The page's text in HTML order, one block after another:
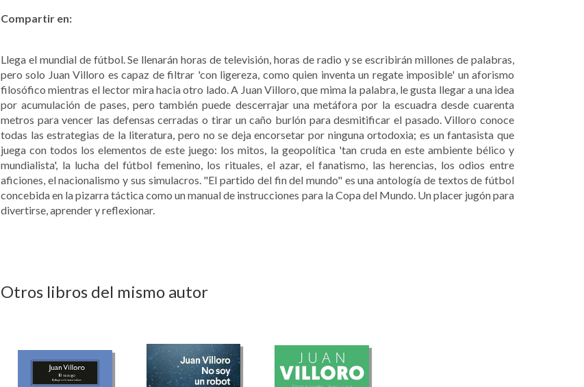
Compartir en:
Llega el mundial de fútbol. Se llenarán horas de televisión, horas de radio y se escribirán millones de palabras,
pero solo Juan Villoro es capaz de filtrar 'con ligereza, como quien inventa un regate imposible' un aforismo
filosófico mientras el lector mira hacia otro lado. A Juan Villoro, que mima la palabra, le gusta llegar a una idea
por acumulación de pases, pero también puede descerrajar una metáfora por la escuadra desde cuarenta
metros para vencer las defensas cerradas o tirar un caño burlón para desmitificar el pasado. Villoro conoce
todas las estrategias de la literatura, pero no se deja encorsetar por ninguna ortodoxia; es un fantasista que
juega con todos los elementos de este juego: los mitos, la geopolítica 'tan cruda en este ambiente bélico y
mundialista', la lucha del fútbol femenino, los rituales, el azar, el fanatismo, las herencias, los odios entre
aficiones, el nacionalismo y sus simulacros. "El partido del fin del mundo" es una antología de textos de fútbol
concebida en la pizarra táctica como un manual de instrucciones para la Copa del Mundo. Un placer jugón para
divertirse, aprender y reflexionar.
Otros libros del mismo autor